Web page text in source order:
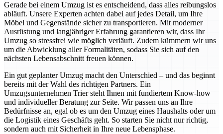
Gerade bei einem Umzug ist es entscheidend, dass alles reibungslos
abläuft. Unsere Experten achten dabei auf jedes Detail, um Ihre
Möbel und Gegenstände sicher zu transportieren. Mit moderner
Ausrüstung und langjähriger Erfahrung garantieren wir, dass Ihr
Umzug so stressfrei wie möglich verläuft. Zudem kümmern wir uns
um die Abwicklung aller Formalitäten, sodass Sie sich auf den
nächsten Lebensabschnitt freuen können.
Ein gut geplanter Umzug macht den Unterschied – und das beginnt
bereits mit der Wahl des richtigen Partners. Ein
Umzugsunternehmen Trier steht Ihnen mit fundiertem Know-how
und individueller Beratung zur Seite. Wir passen uns an Ihre
Bedürfnisse an, egal ob es um den Umzug eines Haushalts oder um
die Logistik eines Geschäfts geht. So starten Sie nicht nur richtig,
sondern auch mit Sicherheit in Ihre neue Lebensphase.